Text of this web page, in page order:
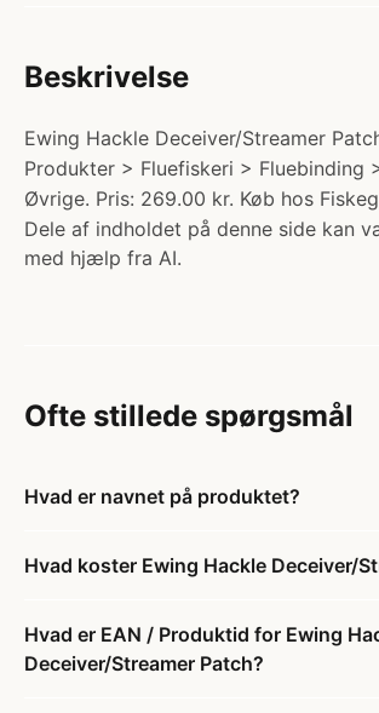
Beskrivelse
Ewing Hackle Deceiver/Streamer
Produkter > Fluefiskeri > Fluebinding
Øvrige. Pris: 269.00 kr. Køb hos
Dele af indholdet på denne side kan
med hjælp fra AI.
Ofte stillede spørgsmål
Hvad er navnet på produktet?
Hvad koster Ewing Hackle Deceiver/
Hvad er EAN / Produktid for Ewing
Deceiver/Streamer Patch?